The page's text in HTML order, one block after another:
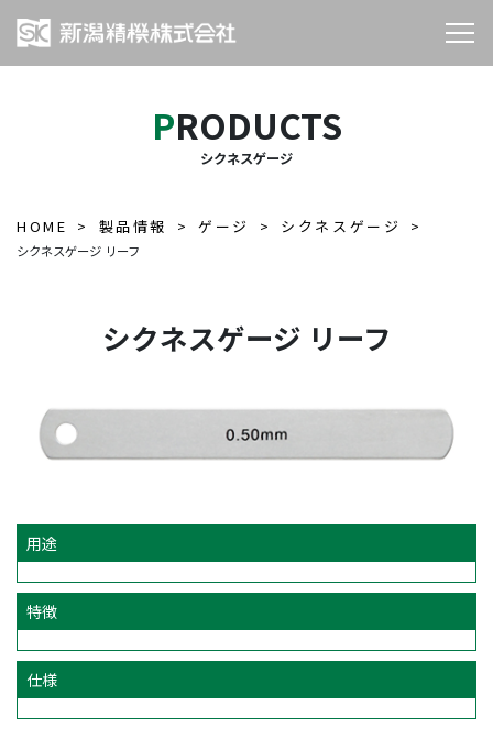
PRODUCTS
シクネスゲージ
HOME 製品情報 ゲージ シクネスゲージ
シクネスゲージ リーフ
シクネスゲージ リーフ
用途
特徴
仕様